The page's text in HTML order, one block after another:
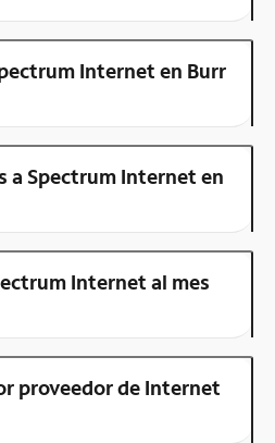
Internet en Burr
a Spectrum Internet en
Internet al mes
proveedor de Internet